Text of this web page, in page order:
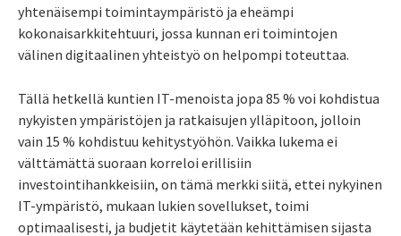
yhtenäisempi toimintaympäristö ja eheämpi
kokonaisarkkitehtuuri, jossa kunnan eri toimintojen
välinen digitaalinen yhteistyö on helpompi toteuttaa.
Tällä hetkellä kuntien IT-menoista jopa 85 % voi kohdistua
nykyisten ympäristöjen ja ratkaisujen ylläpitoon, jolloin
vain 15 % kohdistuu kehitystyöhön. Vaikka lukema ei
välttämättä suoraan korreloi erillisiin
investointihankkeisiin, on tämä merkki siitä, ettei nykyinen
IT-ympäristö, mukaan lukien sovellukset, toimi
optimaalisesti, ja budjetit käytetään kehittämisen sijasta